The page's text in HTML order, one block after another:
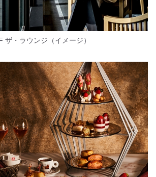
ザ・ラウンジ（イメージ）